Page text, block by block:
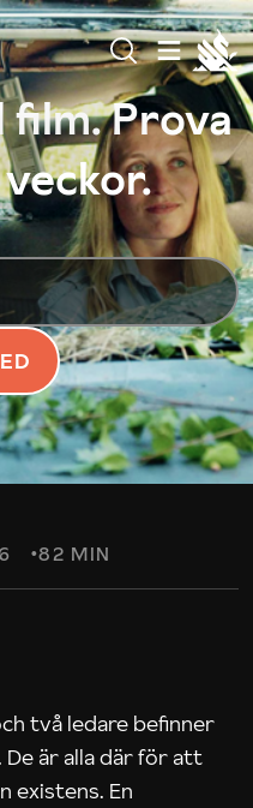
film. Prova
82 MIN
två ledare befinner
är alla där för att
existens. En